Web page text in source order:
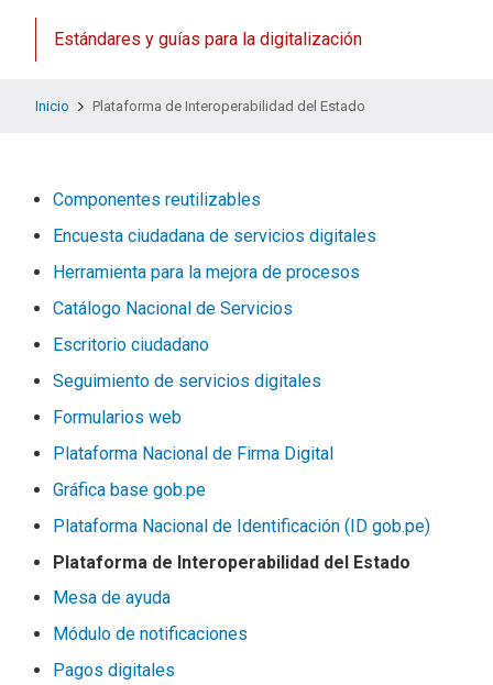
Estándares y guías para la digitalización
Inicio Plataforma de Interoperabilidad del Estado
Componentes reutilizables
Encuesta ciudadana de servicios digitales
Herramienta para la mejora de procesos
Catálogo Nacional de Servicios
Escritorio ciudadano
Seguimiento de servicios digitales
Formularios web
Plataforma Nacional de Firma Digital
Gráfica base gob.pe
Plataforma Nacional de Identificación (ID gob.pe)
Plataforma de Interoperabilidad del Estado
Mesa de ayuda
Módulo de notificaciones
Pagos digitales